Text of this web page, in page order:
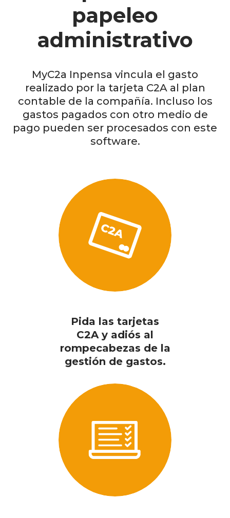
papeleo
administrativo
MyC2a Inpensa vincula el gasto
realizado por la tarjeta C2A al plan
contable de la compañía. Incluso los
gastos pagados con otro medio de
pago pueden ser procesados con este
software.
Pida las tarjetas
C2A y adiós al
rompecabezas de la
gestión de gastos.